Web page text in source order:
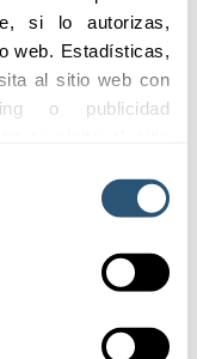
si lo autorizas,
web. Estadísticas,
al sitio web con
o publicidad
y medir su
la Política de